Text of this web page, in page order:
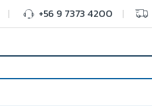
+56 9 7373 4200